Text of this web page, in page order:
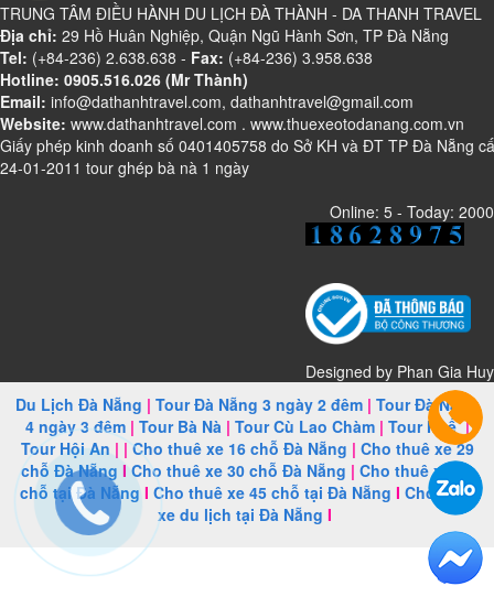
TRUNG TÂM ĐIỀU HÀNH DU LỊCH ĐÀ THÀNH - DA THANH TRAVEL
Địa chỉ: 29 Hồ Huân Nghiệp, Quận Ngũ Hành Sơn, TP Đà Nẵng
Tel: (+84-236) 2.638.638 - Fax: (+84-236) 3.958.638
Hotline: 0905.516.026 (Mr Thành)
Email: info@dathanhtravel.com, dathanhtravel@gmail.com
Website: www.dathanhtravel.com . www.thuexeotodanang.com.vn
Giấy phép kinh doanh số 0401405758 do Sở KH và ĐT TP Đà Nẵng
24-01-2011 tour ghép bà nà 1 ngày
Online: 5 - Today: 2000
Designed by Phan Gia Huy
Du Lịch Đà Nẵng | Tour Đà Nẵng 3 ngày 2 đêm | Tour Đà Nẵng
4 ngày 3 đêm| Tour Bà Nà| Tour Cù Lao Chàm| Tour Huế |
Tour Hội An| |Cho thuê xe 16 chỗ Đà Nẵng | Cho thuê xe 29
chỗ Đà Nẵng I Cho thuê xe 30 chỗ Đà Nẵng | Cho thuê xe 35
chỗ tại Đà NẵngI Cho thuê xe 45 chỗ tại Đà Nẵng I Cho thuê
xe du lịch tại Đà Nẵng I